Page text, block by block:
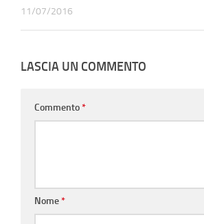
11/07/2016
LASCIA UN COMMENTO
Commento*
Nome*